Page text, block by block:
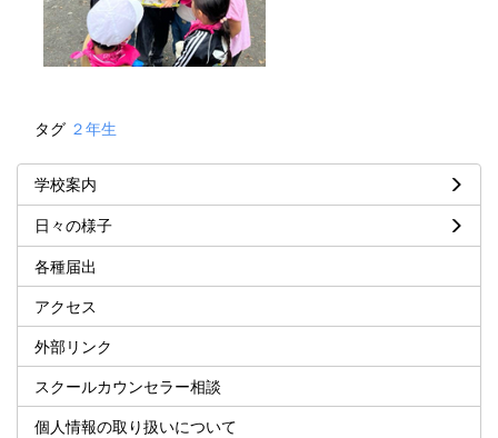
タグ ２年生
学校案内
日々の様子
各種届出
アクセス
外部リンク
スクールカウンセラー相談
個人情報の取り扱いについて